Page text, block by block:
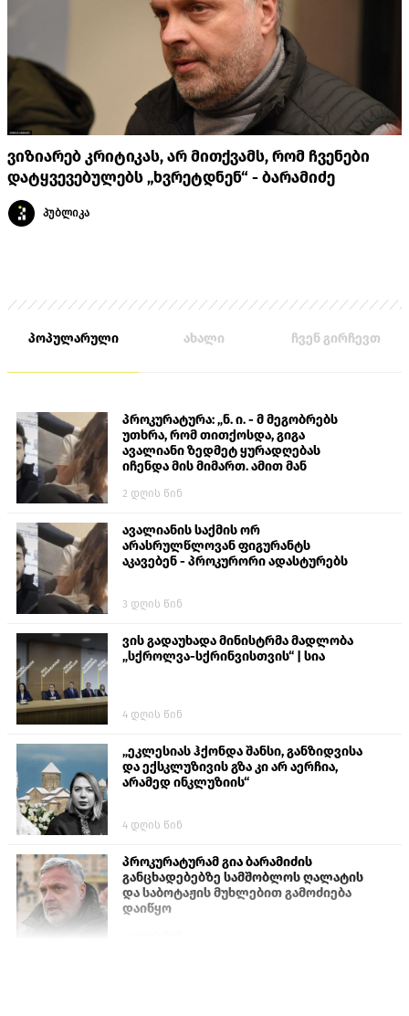
ვიზიარებ კრიტიკას, არ მითქვამს, რომ ჩვენები
დატყვევებულებს „ხვრეტდნენ“ - ბარამიძე
პუბლიკა
პოპულარული ახალი ჩვენ გირჩევთ
პროკურატურა: „ნ. ი. - მ მეგობრებს
უთხრა, რომ თითქოსდა, გიგა
ავალიანი ზედმეტ ყურადღებას
იჩენდა მის მიმართ. ამით მან
თავს დასხმოდა გიგა ავალიანს“
2 დღის წინ
ავალიანის საქმის ორ
არასრულწლოვან ფიგურანტს
აკავებენ - პროკურორი ადასტურებს
3 დღის წინ
ვის გადაუხადა მინისტრმა მადლობა
„სქროლვა-სქრინვისთვის“ | სია
4 დღის წინ
„ეკლესიას ჰქონდა შანსი, განზიდვისა
და ექსკლუზივის გზა კი არ აერჩია,
არამედ ინკლუზიის“
4 დღის წინ
პროკურატურამ გია ბარამიძის
განცხადებებზე სამშობლოს ღალატის
და საბოტაჟის მუხლებით გამოძიება
დაიწყო